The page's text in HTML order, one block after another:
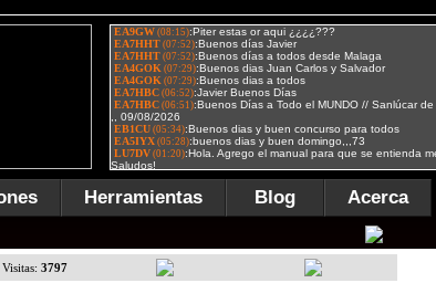
Herramientas Blog Acerca
Visitas: 3797